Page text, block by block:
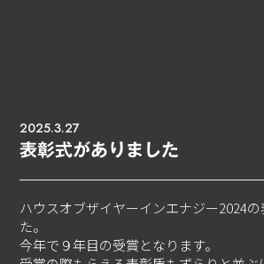
2025.3.27
表彰式がありました
ハウスオブザイヤーインエナジー2024
た。
今年で９年目の受賞となります。